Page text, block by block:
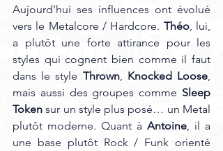
Aujourd’hui ses influences ont évolué
vers le Metalcore / Hardcore. Théo, lui,
a plutôt une forte attirance pour les
styles qui cognent bien comme il faut
dans le style Thrown, Knocked Loose
mais aussi des groupes comme Sleep
Token sur un style plus posé… un Metal
plutôt moderne. Quant à Antoine , il a